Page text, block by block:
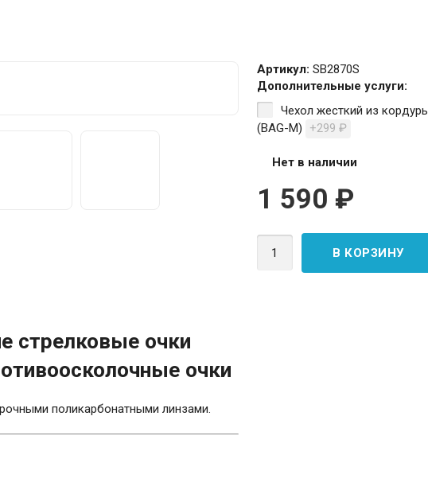
Артикул: SB2870S
Дополнительные услуги:
Чехол жесткий из
(BAG-М)
+299 ₽
Нет в наличии
1 590 ₽
стрелковые очки
очки
поликарбонатными линзами.